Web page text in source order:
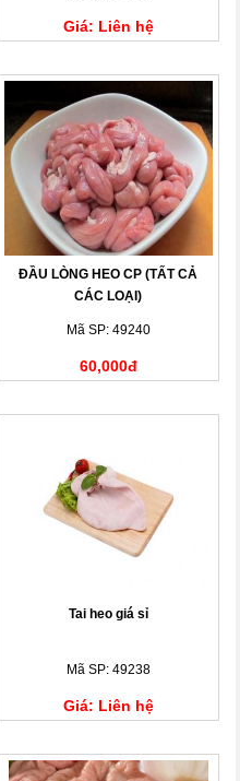
Giá: Liên hệ
ĐẦU LÒNG HEO CP (TẤT CẢ
CÁC LOẠI)
Mã SP: 49240
60,000đ
Tai heo giá sỉ
Mã SP: 49238
Giá: Liên hệ